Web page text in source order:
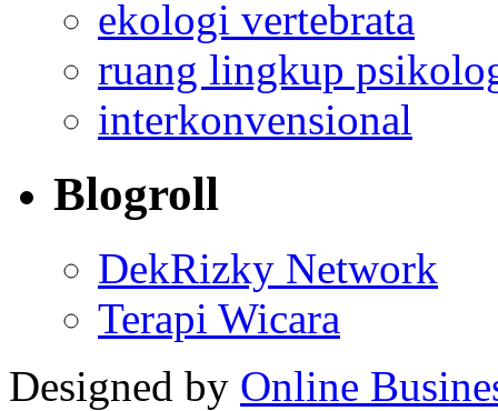
ekologi vertebrata
ruang lingkup
interkonvensional
Blogroll
DekRizky Network
Terapi Wicara
Designed by Online